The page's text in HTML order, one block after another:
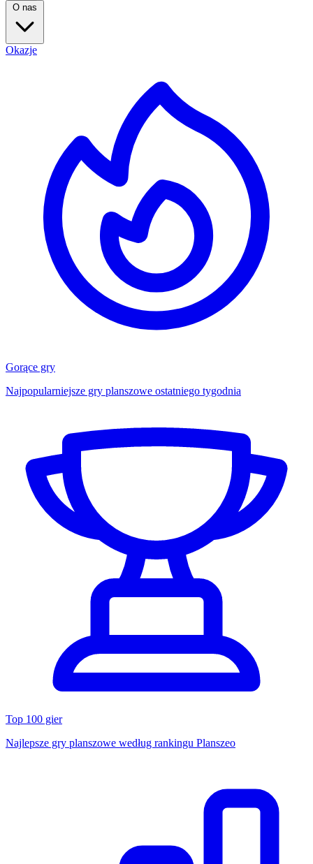
O nas
Okazje
Gorące gry
Najpopularniejsze gry planszowe ostatniego tygodnia
Top 100 gier
Najlepsze gry planszowe według rankingu Planszeo